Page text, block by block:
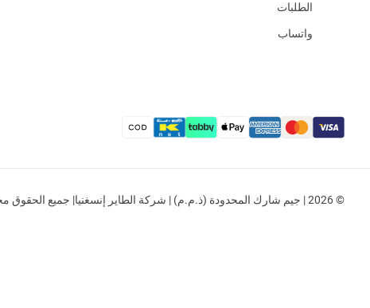
الطلبات
واتساب
© 2026 | جيم شارك المحدودة (ذ.م.م) | شركة الطاير إنسغنيا| جميع الحقوق محفوظة